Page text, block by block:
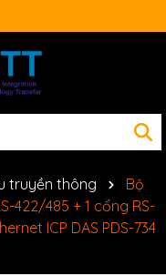
truyền thông
Bộ
422/485 + 1 cổng RS-
ICP DAS PDS-734